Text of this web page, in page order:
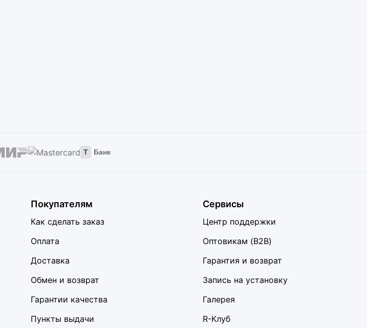
Т Банк
Покупателям
Как сделать заказ
Оплата
Доставка
Обмен и возврат
Гарантии качества
Пункты выдачи
Сервисы
Центр поддержки
Оптовикам (B2B)
Гарантия и возврат
Запись на установку
Галерея
R-Клуб